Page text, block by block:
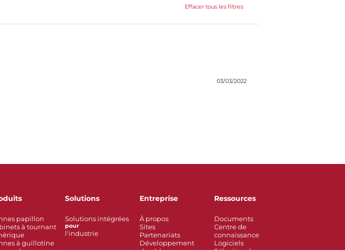
Effacer tous les filtres
03/03/2022
papillon
à tournant
à guillotine
Solutions
Solutions intégrées
pour
l'industrie
Entreprise
À propos
Sites
Partenariats
Développement
Ressources
Documents
Centre de
connaissance
Logiciels